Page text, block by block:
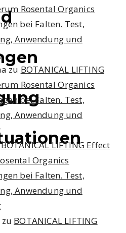
Rosental Organics
bei Falten. Test,
Anwendung und
zu BOTANICAL LIFTING
Rosental Organics
bei Falten. Test,
Anwendung und
BOTANICAL LIFTING Effect
Organics
bei Falten. Test,
Anwendung und
zu BOTANICAL LIFTING